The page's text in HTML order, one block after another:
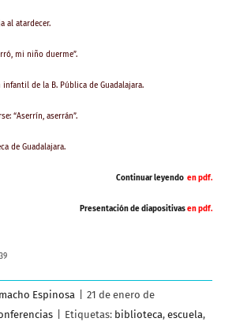
al atardecer.
mi niño duerme”.
infantil de la B. Pública de Guadalajara.
“Aserrín, aserrán”.
de Guadalajara.
Continuar leyendo en pdf.
Presentación de diapositivasen pdf.
39
Espinosa
21 de enero de
Etiquetas: biblioteca, escuela,